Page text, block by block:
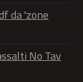
da 'zone
No Tav